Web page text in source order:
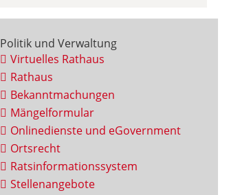
Politik und Verwaltung
Virtuelles Rathaus
Rathaus
Bekanntmachungen
Mängelformular
Onlinedienste und eGovernment
Ortsrecht
Ratsinformationssystem
Stellenangebote